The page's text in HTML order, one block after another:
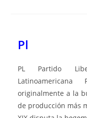
Pl
PL Partido
Latinoamericana
originalmente a la
de producción más